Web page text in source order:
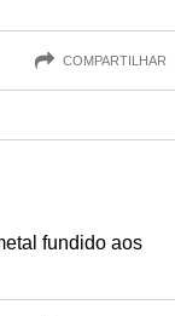
COMPARTILHAR
fundido aos